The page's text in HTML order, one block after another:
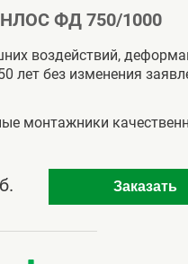
ФД 750/1000
воздействий,
лет без изменения
монтажники
Заказать